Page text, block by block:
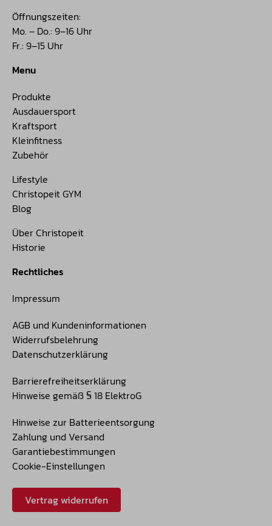
Öffnungszeiten:
Mo. – Do.: 9–16 Uhr
Fr.: 9–15 Uhr
Menu
Produkte
Ausdauersport
Kraftsport
Kleinfitness
Zubehör
Lifestyle
Christopeit GYM
Blog
Über Christopeit
Historie
Rechtliches
Impressum
AGB und Kundeninformationen
Widerrufsbelehrung
Datenschutzerklärung
Barrierefreiheitserklärung
Hinweise gemäß § 18 ElektroG
Hinweise zur Batterieentsorgung
Zahlung und Versand
Garantiebestimmungen
Cookie-Einstellungen
Vertrag widerrufen